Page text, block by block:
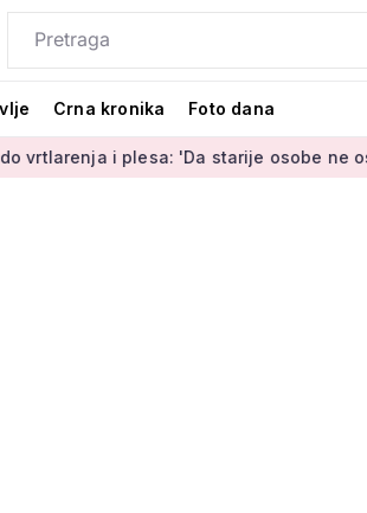
Crna kronika Foto dana
'Da starije osobe ne ostavimo